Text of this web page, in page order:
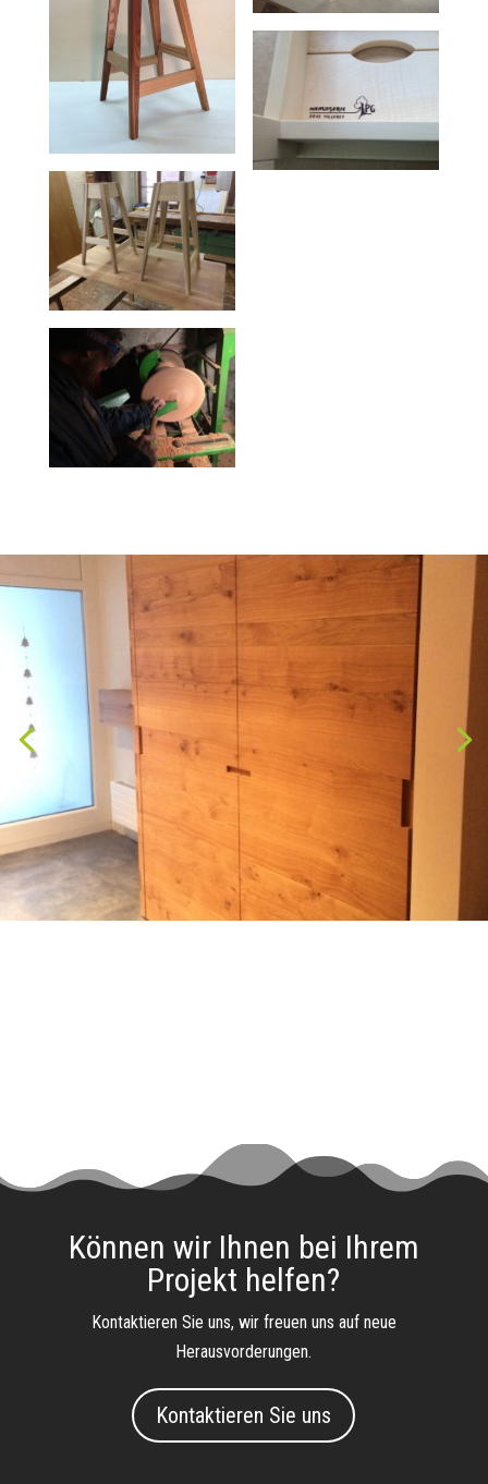
Können wir Ihnen bei Ihrem
Projekt helfen?
Kontaktieren Sie uns, wir freuen uns auf neue
Herausvorderungen.
Kontaktieren Sie uns